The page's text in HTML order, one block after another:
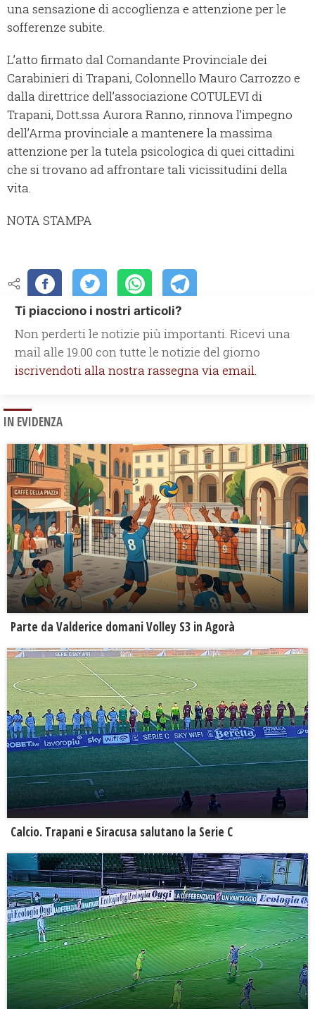
una sensazione di accoglienza e attenzione per le
sofferenze subite.
L’atto firmato dal Comandante Provinciale dei
Carabinieri di Trapani, Colonnello Mauro Carrozzo e
dalla direttrice dell’associazione COTULEVI di
Trapani, Dott.ssa Aurora Ranno, rinnova l’impegno
dell’Arma provinciale a mantenere la massima
attenzione per la tutela psicologica di quei cittadini
che si trovano ad affrontare tali vicissitudini della
vita.
NOTA STAMPA
Ti piacciono i nostri articoli?
Non perderti le notizie più importanti. Ricevi una
mail alle 19.00 con tutte le notizie del giorno
iscrivendoti alla nostra rassegna via email.
IN EVIDENZA
Parte da Valderice domani Volley S3 in Agorà
Calcio. Trapani e Siracusa salutano la Serie C